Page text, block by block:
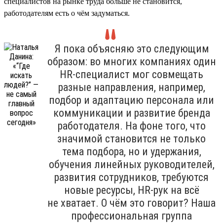
работодателям есть о чём задуматься.
Я пока объясняю это следующим
образом: во многих компаниях один
HR-специалист мог совмещать
разные направления, например,
подбор и адаптацию персонала или
коммуникации и развитие бренда
работодателя. На фоне того, что
значимой становится не только
тема подбора, но и удержания,
обучения линейных руководителей,
развития сотрудников, требуются
новые ресурсы, HR-рук на всё
не хватает. О чём это говорит? Наша
профессиональная группа